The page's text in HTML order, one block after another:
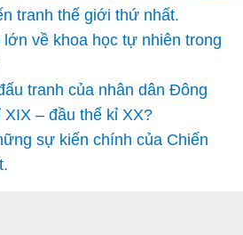
tranh thế giới thứ nhất.
về khoa học tự nhiên trong
tranh của nhân dân Đông
– đầu thế kỉ XX?
sự kiến chính của Chiến